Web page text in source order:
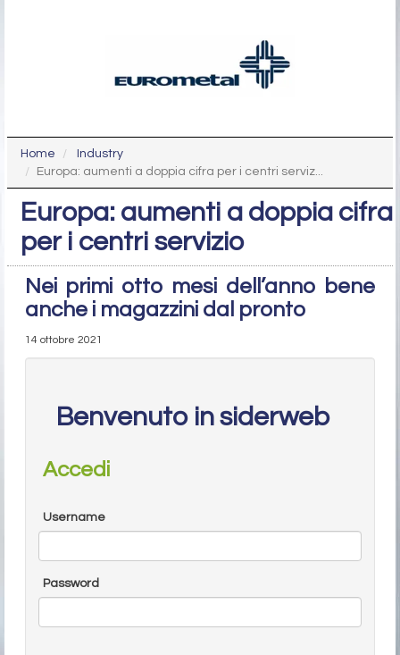
Home
Industry
Europa: aumenti a doppia cifra per i centri serviz...
Europa: aumenti a doppia cifra
per i centri servizio
Nei primi otto mesi dell’anno bene
anche i magazzini dal pronto
14 ottobre 2021
Benvenuto in siderweb
Accedi
Username
Password